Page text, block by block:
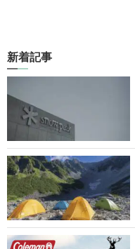
新着記事